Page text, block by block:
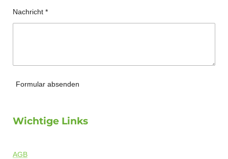
Nachricht *
Formular absenden
Wichtige Links
AGB